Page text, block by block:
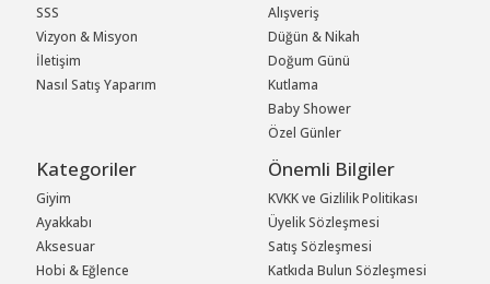
SSS
Vizyon & Misyon
İletişim
Nasıl Satış Yaparım
Alışveriş
Düğün & Nikah
Doğum Günü
Kutlama
Baby Shower
Özel Günler
Kategoriler
Giyim
Ayakkabı
Aksesuar
Hobi & Eğlence
Önemli Bilgiler
KVKK ve Gizlilik Politikası
Üyelik Sözleşmesi
Satış Sözleşmesi
Katkıda Bulun Sözleşmesi